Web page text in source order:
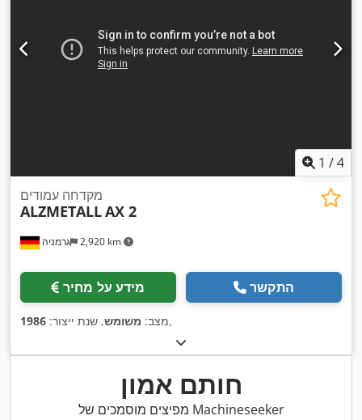
1 /4
גרמניה 2,920 km
מקדחה עמודים
ALZMETALLAX 2
מידע על מחיר התקשר
מצב: משומש, שנת ייצור: 1986 ,
חותם אמון
מפיצים מוסמכים של Machineseeker